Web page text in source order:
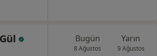
Bugün
8 Ağustos
Yarın
9 Ağustos